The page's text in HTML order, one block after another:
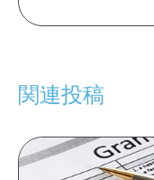
関連投稿